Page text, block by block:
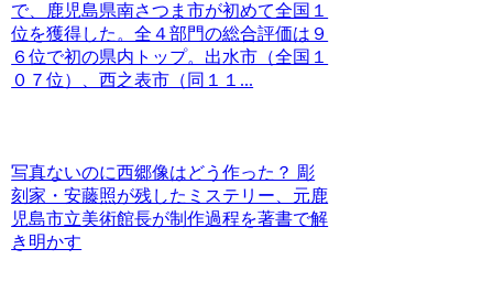
で、鹿児島県南さつま市が初めて全国１
位を獲得した。全４部門の総合評価は９
６位で初の県内トップ。出水市（全国１
０７位）、西之表市（同１１...
写真ないのに西郷像はどう作った？ 彫
刻家・安藤照が残したミステリー、元鹿
児島市立美術館長が制作過程を著書で解
き明かす